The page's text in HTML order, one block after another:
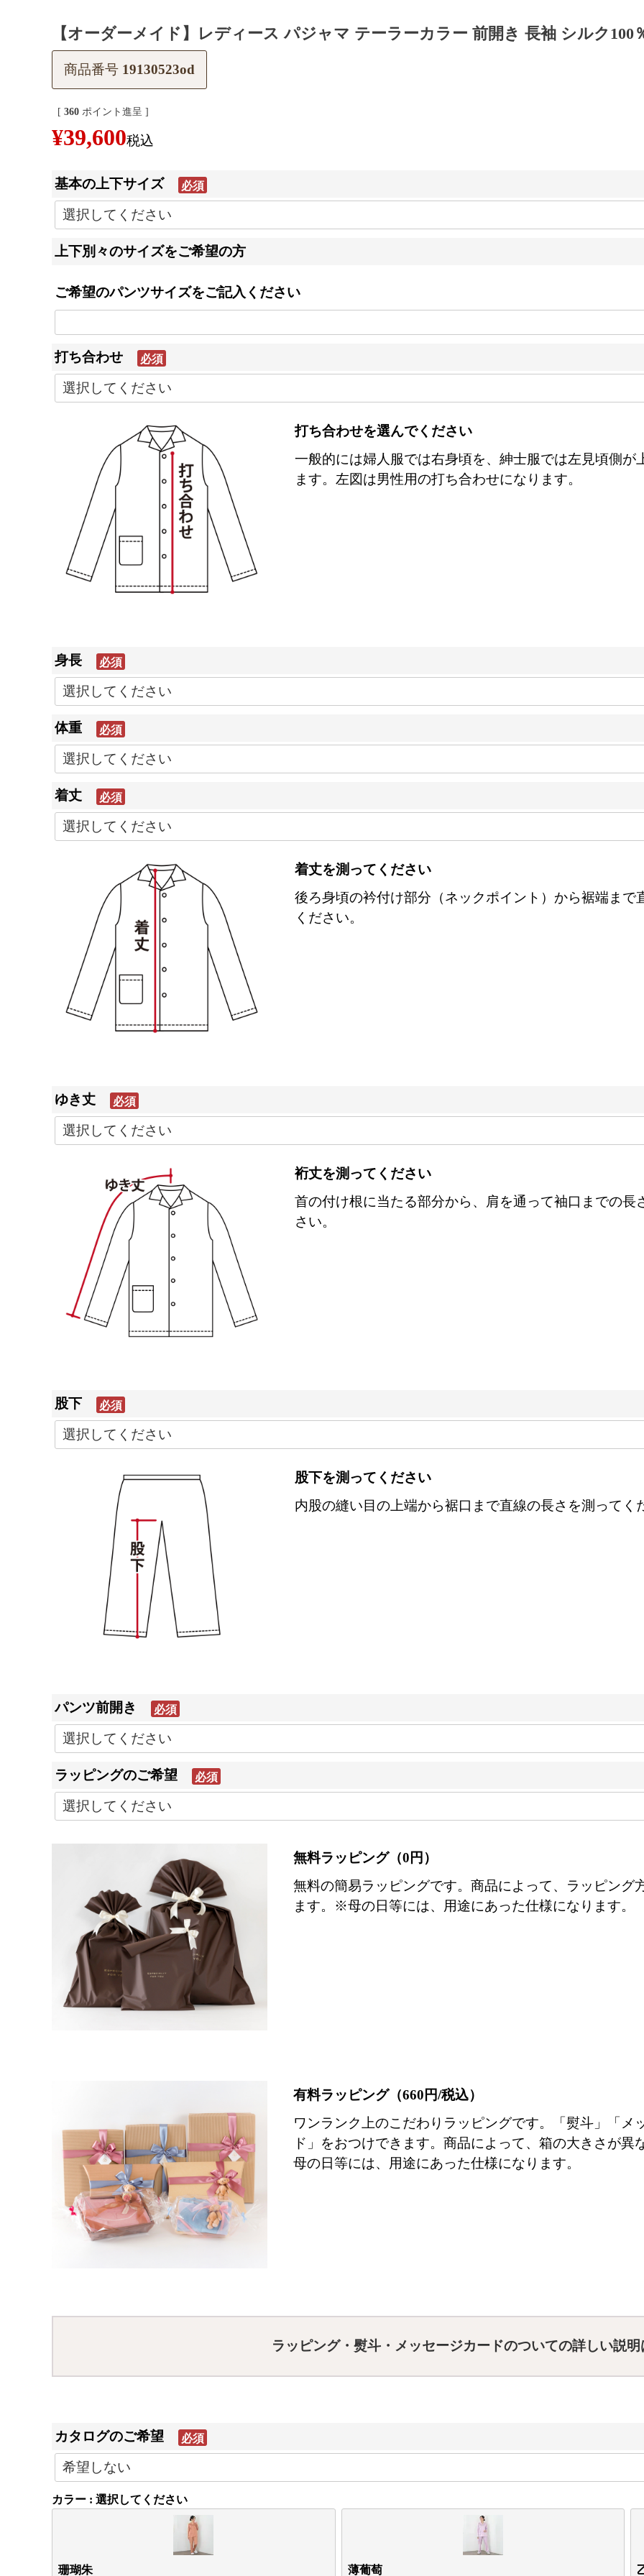
【オーダーメイド】レディース パジャマ テーラーカラー 前開き 長袖 シルク100
商品番号 19130523od
[ 360 ポイント進呈 ]
¥39,600税込
基本の上下サイズ
(必
須)
上下別々のサイズをご希望の方
ご希望のパンツサイズをご記入ください
打ち合わせ
(必
須)
打ち合わせを選んでください
一般的には婦人服では右身頃を、紳士服では左見頃側が
ます。左図は男性用の打ち合わせになります。
身長
(必
須)
体重
(必
須)
着丈
(必
須)
着丈を測ってください
後ろ身頃の衿付け部分（ネックポイント）から裾端まで
ください。
ゆき丈
(必
須)
裄丈を測ってください
首の付け根に当たる部分から、肩を通って袖口までの長
さい。
股下
(必
須)
股下を測ってください
内股の縫い目の上端から裾口まで直線の長さを測ってく
パンツ前開き
(必
須)
ラッピングのご希望
(必
須)
無料ラッピング（0円）
無料の簡易ラッピングです。商品によって、ラッピング
ます。※母の日等には、用途にあった仕様になります。
有料ラッピング（660円/税込）
ワンランク上のこだわりラッピングです。「熨斗」「メ
ド」をおつけできます。商品によって、箱の大きさが
母の日等には、用途にあった仕様になります。
ラッピング・熨斗・メッセージカードのついての詳しい説明
カタログのご希望
(必
須)
カラー 選択してください
珊瑚朱 薄葡萄